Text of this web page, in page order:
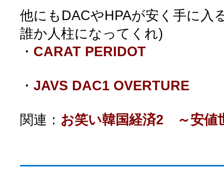
他にもDACやHPAが安く手に入
誰か人柱になってくれ)
・ CARAT PERIDOT
・ JAVS DAC1 OVERTURE
関連： お笑い韓国経済2 ～安値